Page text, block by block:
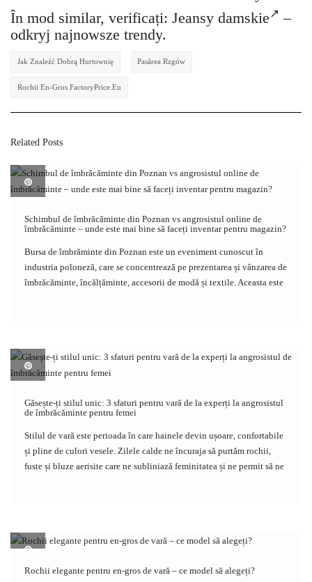
În mod similar, verificați: Jeansy damskie
–
odkryj najnowsze trendy.
Jak Znaleźć Dobrą Hurtownię Pasărea Rzgów
Rochii En-Gros FactoryPrice.eu
Related Posts
Schimbul de îmbrăcăminte din Poznan vs angrosistul online de
îmbrăcăminte – unde este mai bine să faceți inventar pentru magazin?
Bursa de îmbrăminte din Poznan este un eveniment cunoscut în
industria poloneză, care se concentrează pe prezentarea și vânzarea de
îmbrăcăminte, încălțăminte, accesorii de modă și textile. Aceasta este
Găsește-ți stilul unic: 3 sfaturi pentru vară de la experți la angrosistul
de îmbrăcăminte pentru femei
Stilul de vară este perioada în care hainele devin ușoare, confortabile
și pline de culori vesele. Zilele calde ne încuraja să purtăm rochii,
fuste și bluze aerisite care ne subliniază feminitatea și ne permit să ne
Rochii elegante pentru en-gros de vară – ce model să alegeți?